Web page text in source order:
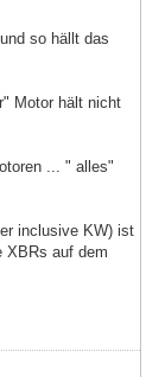
so hällt das
Motor hält nicht
... " alles"
inclusive KW) ist
XBRs auf dem